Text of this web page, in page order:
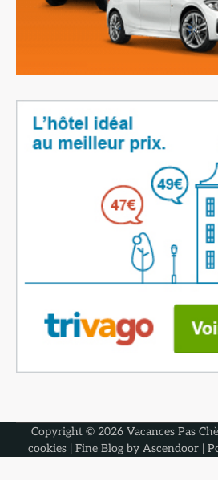
Copyright © 2026 Vacances Pas
cookies| Fine Blog by Ascendoor|